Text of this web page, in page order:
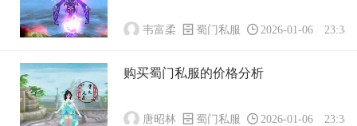
韦富柔 蜀门私服 2026-01-06
购买蜀门私服的价格分析
唐昭林 蜀门私服 2026-01-06